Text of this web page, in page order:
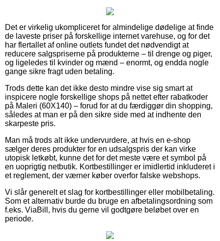
Det er virkelig ukompliceret for almindelige dødelige at finde
de laveste priser på forskellige internet varehuse, og for det
har flertallet af online outlets fundet det nødvendigt at
reducere salgspriserne på produkterne – til drenge og piger,
og ligeledes til kvinder og mænd – enormt, og endda nogle
gange sikre fragt uden betaling.
Trods dette kan det ikke desto mindre vise sig smart at
inspicere nogle forskellige shops på nettet efter rabatkoder
på Maleri (60X140) – forud for at du færdiggør din shopping,
således at man er på den sikre side med at indhente den
skarpeste pris.
Man må trods alt ikke undervurdere, at hvis en e-shop
sælger deres produkter for en udsalgspris der kan virke
utopisk letkøbt, kunne det for det meste være et symbol på
en uoprigtig netbutik. Kortbestillinger er imidlertid inkluderet i
et reglement, der værner køber overfor falske webshops.
Vi slår generelt et slag for kortbestillinger eller mobilbetaling.
Som et alternativ burde du bruge en afbetalingsordning som
f.eks. ViaBill, hvis du gerne vil godtgøre beløbet over en
periode.